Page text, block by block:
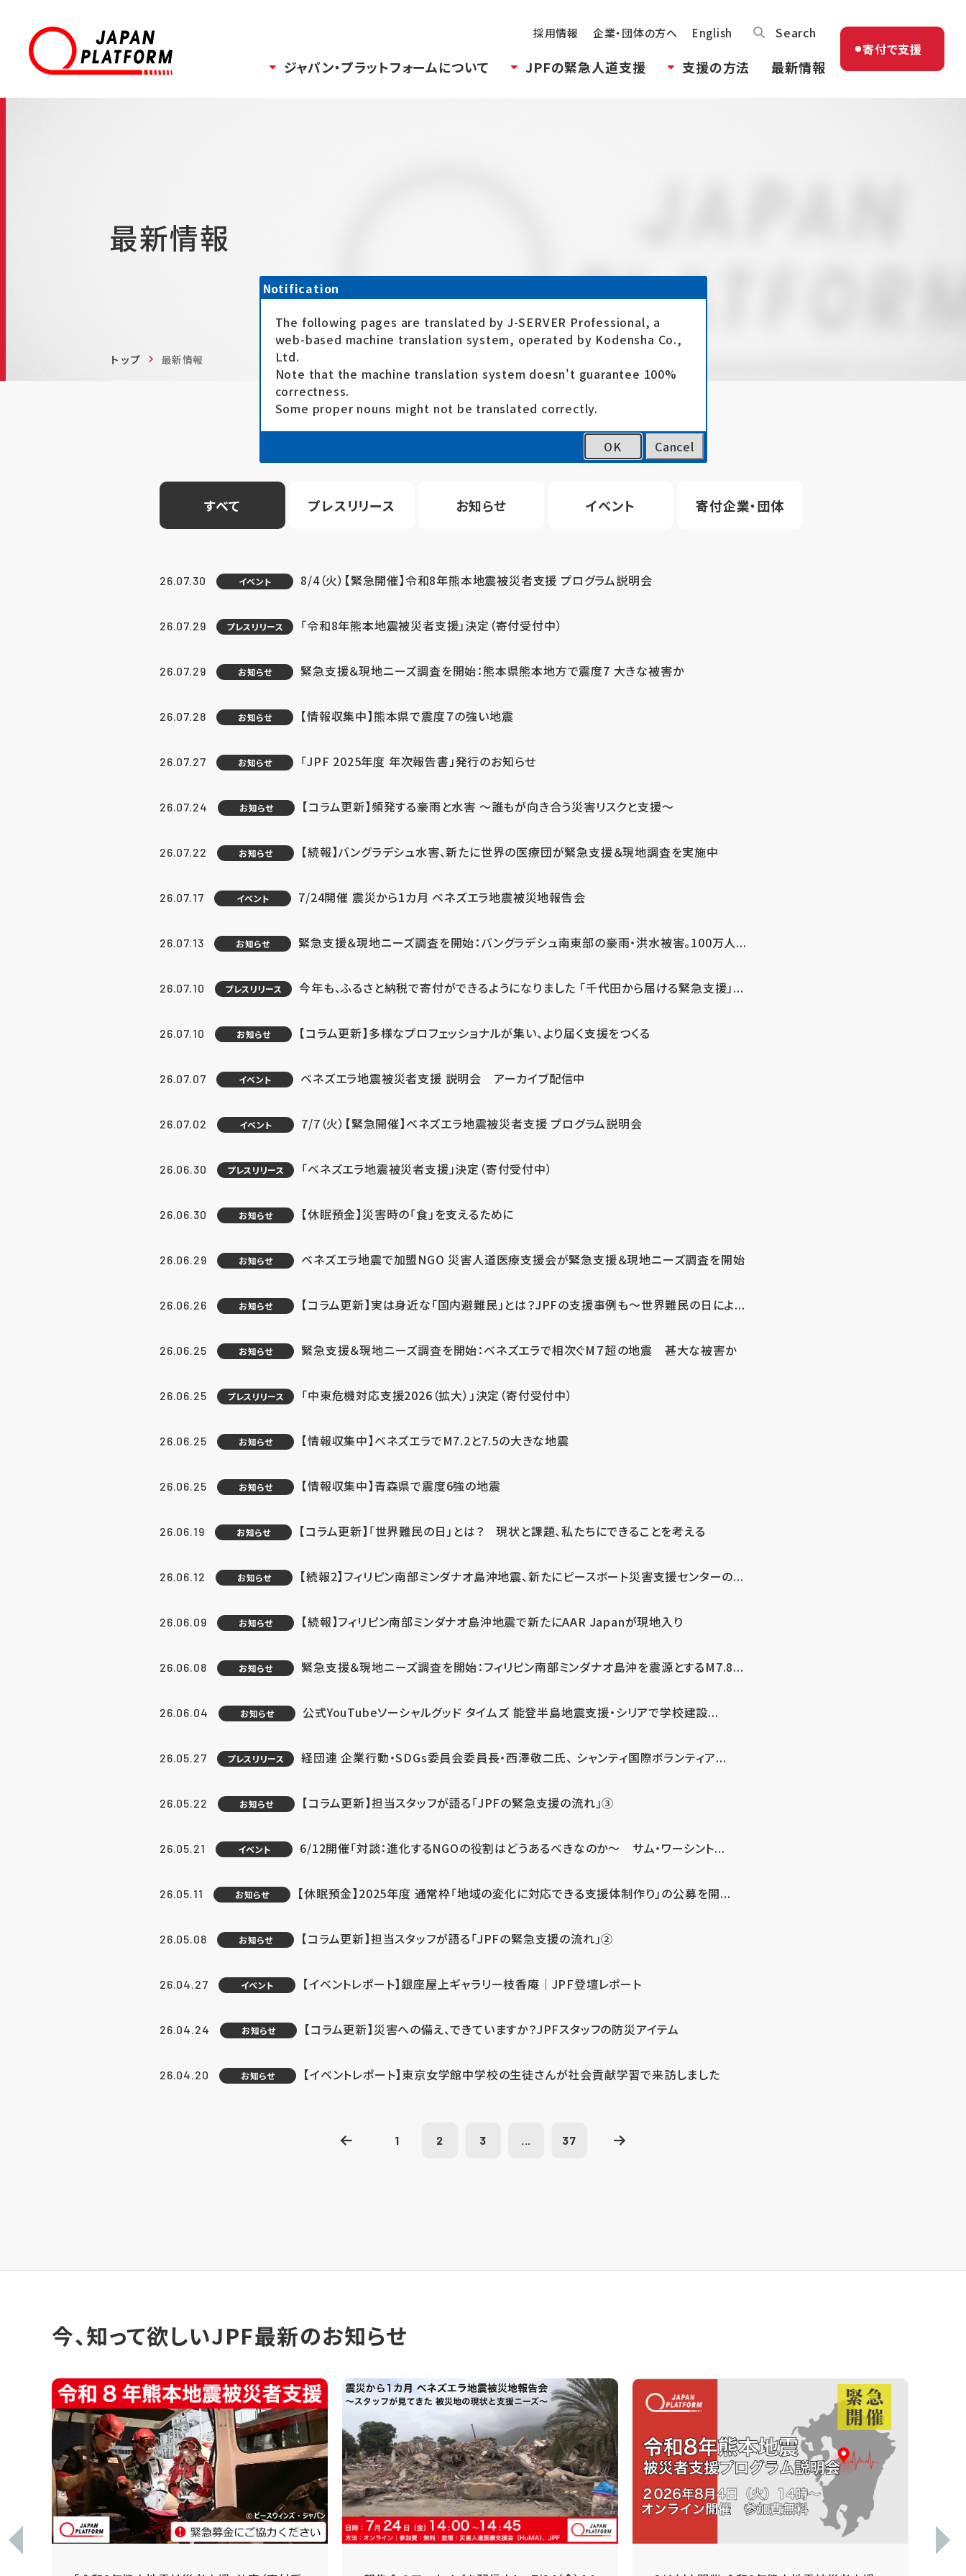
採用情報 企業・団体の方へ English Search
ジャパン・プラットフォームについて JPFの緊急人道支援 支援の方法 最新情報
寄付で支援
最新情報
トップ 最新情報
すべて プレスリリース お知らせ イベント 寄付企業・団体
26.07.30 イベント 8/4（火）【緊急開催】令和8年熊本地震被災者支援 プログラム説明会
26.07.29 プレスリリース 「令和8年熊本地震被災者支援」決定（寄付受付中）
26.07.29 お知らせ 緊急支援＆現地ニーズ調査を開始：熊本県熊本地方で震度7 大きな被害か
26.07.28 お知らせ 【情報収集中】熊本県で震度７の強い地震
26.07.27 お知らせ 「JPF 2025年度 年次報告書」発行のお知らせ
26.07.24 お知らせ 【コラム更新】頻発する豪雨と水害 ～誰もが向き合う災害リスクと支援～
26.07.22 お知らせ 【続報】バングラデシュ水害、新たに世界の医療団が緊急支援＆現地調査を実施中
26.07.17 イベント 7/24開催 震災から1カ月 ベネズエラ地震被災地報告会
26.07.13 お知らせ 緊急支援＆現地ニーズ調査を開始：バングラデシュ南東部の豪雨・洪水被害。100万人...
26.07.10 プレスリリース 今年も、ふるさと納税で寄付ができるようになりました 「千代田から届ける緊急支援」...
26.07.10 お知らせ 【コラム更新】多様なプロフェッショナルが集い、より届く支援をつくる
26.07.07 イベント ベネズエラ地震被災者支援 説明会 アーカイブ配信中
26.07.02 イベント 7/7（火）【緊急開催】ベネズエラ地震被災者支援 プログラム説明会
26.06.30 プレスリリース 「ベネズエラ地震被災者支援」決定（寄付受付中）
26.06.30 お知らせ 【休眠預金】災害時の「食」を支えるために
26.06.29 お知らせ ベネズエラ地震で加盟NGO 災害人道医療支援会が緊急支援＆現地ニーズ調査を開始
26.06.26 お知らせ 【コラム更新】実は身近な「国内避難民」とは？JPFの支援事例も～世界難民の日によ...
26.06.25 お知らせ 緊急支援＆現地ニーズ調査を開始：ベネズエラで相次ぐM７超の地震 甚大な被害か
26.06.25 プレスリリース 「中東危機対応支援2026（拡大）」決定（寄付受付中）
26.06.25 お知らせ 【情報収集中】ベネズエラでM7.2と7.5の大きな地震
26.06.25 お知らせ 【情報収集中】青森県で震度6強の地震
26.06.19 お知らせ 【コラム更新】「世界難民の日」とは？ 現状と課題、私たちにできることを考える
26.06.12 お知らせ 【続報2】フィリピン南部ミンダナオ島沖地震、新たにピースボート災害支援センターの...
26.06.09 お知らせ 【続報】フィリピン南部ミンダナオ島沖地震で新たにAAR Japanが現地入り
26.06.08 お知らせ 緊急支援＆現地ニーズ調査を開始：フィリピン南部ミンダナオ島沖を震源とするM7.8...
26.06.04 お知らせ 公式YouTubeソーシャルグッド タイムズ 能登半島地震支援・シリアで学校建設...
26.05.27 プレスリリース 経団連 企業行動・SDGs委員会委員長・西澤敬二氏、 シャンティ国際ボランティア...
26.05.22 お知らせ 【コラム更新】担当スタッフが語る「JPFの緊急支援の流れ」③
26.05.21 イベント 6/12開催「対談：進化するNGOの役割はどうあるべきなのか～ サム・ワーシント...
26.05.11 お知らせ 【休眠預金】2025年度 通常枠「地域の変化に対応できる支援体制作り」の公募を開...
26.05.08 お知らせ 【コラム更新】担当スタッフが語る「JPFの緊急支援の流れ」②
26.04.27 イベント 【イベントレポート】銀座屋上ギャラリー枝香庵｜JPF登壇レポート
26.04.24 お知らせ 【コラム更新】災害への備え、できていますか？JPFスタッフの防災アイテム
26.04.20 お知らせ 【イベントレポート】東京女学館中学校の生徒さんが社会貢献学習で来訪しました
1 2 3 ... 37
今、知って欲しいJPF最新のお知らせ
Notification
The following pages are translated by J-SERVER Professional, a
web-based machine translation system, operated by Kodensha Co.,
Ltd.
Note that the machine translation system doesn't guarantee 100%
correctness.
Some proper nouns might not be translated correctly.
OK Cancel